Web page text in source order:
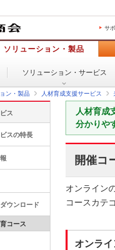
サ
ソリューション・製品
ソリューション・ サービス
ン・製品 人材育成支援サービス
人材育成
分かりや
開催コ
オンライン
コースカテ
オンラ
ス
スの特長
ウンロード
コース